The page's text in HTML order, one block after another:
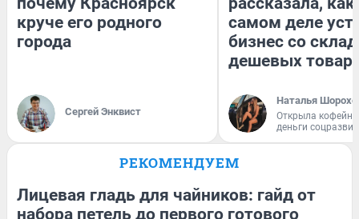
круче его родного
города
Сергей Энквист
самом деле
бизнес со
дешевых
Наталья
Открыла
деньги
РЕКОМЕНДУЕМ
Лицевая гладь для чайников: гайд от
набора петель до первого готового